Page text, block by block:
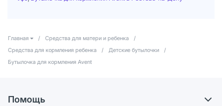
Главная / Средства для матери и ребенка
/
Средства для кормления ребенка
/ Детские бутылочки
/
Бутылочка для кормления Avent
Помощь